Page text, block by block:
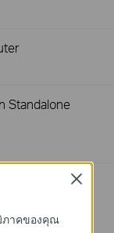
Standalone
My TP-Link
ภาคของคุณ
Close